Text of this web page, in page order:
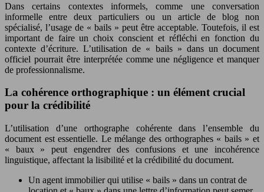
Dans certains contextes informels, comme une conversation
informelle entre deux particuliers ou un article de blog non
spécialisé, l’usage de « bails » peut être acceptable. Toutefois, il est
important de faire un choix conscient et réfléchi en fonction du
contexte d’écriture. L’utilisation de « bails » dans un document
officiel pourrait être interprétée comme une négligence et manquer
de professionnalisme.
La cohérence orthographique : un élément crucial
pour la crédibilité
L’utilisation d’une orthographe cohérente dans l’ensemble du
document est essentielle. Le mélange des orthographes « bails » et
« baux » peut engendrer des confusions et une incohérence
linguistique, affectant la lisibilité et la crédibilité du document.
Un agent immobilier qui utilise « bails » dans un contrat de